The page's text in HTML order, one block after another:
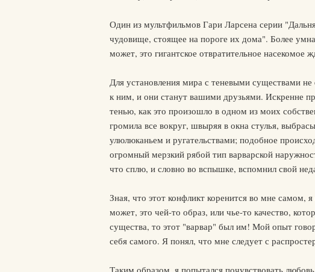
Один из мультфильмов Гари Ларсена серии
чудовище, стоящее на пороге их дома". Более
может, это гигантское отвратительное насекомое
Для установления мира с теневыми существами
к ним, и они станут вашими друзьями. Искренне
тенью, как это произошло в одном из моих
громила все вокруг, швыряя в окна стулья,
улюлюканьем и ругательствами; подобное
огромный мерзкий рябой тип варварской
что сплю, и словно во вспышке, вспомнил свой
Зная, что этот конфликт коренится во мне самом,
может, это чей-то образ, или чье-то качество,
существа, то этот "варвар" был им! Мой опыт
себя самого. Я понял, что мне следует с
Таким образом, я попытался почувствовать